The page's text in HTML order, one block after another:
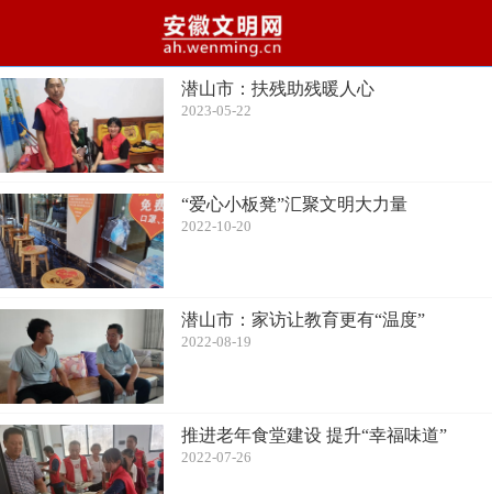
潜山市：扶残助残暖人心
2023-05-22
“爱心小板凳”汇聚文明大力量
2022-10-20
潜山市：家访让教育更有“温度”
2022-08-19
推进老年食堂建设 提升“幸福味道”
2022-07-26